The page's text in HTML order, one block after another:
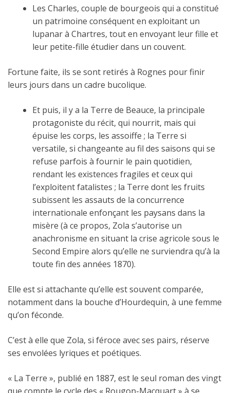
Les Charles, couple de bourgeois qui a constitué
un patrimoine conséquent en exploitant un
lupanar à Chartres, tout en envoyant leur fille et
leur petite-fille étudier dans un couvent.
Fortune faite, ils se sont retirés à Rognes pour finir
leurs jours dans un cadre bucolique.
Et puis, il y a la Terre de Beauce, la principale
protagoniste du récit, qui nourrit, mais qui
épuise les corps, les assoiffe ; la Terre si
versatile, si changeante au fil des saisons qui se
refuse parfois à fournir le pain quotidien,
rendant les existences fragiles et ceux qui
l’exploitent fatalistes ; la Terre dont les fruits
subissent les assauts de la concurrence
internationale enfonçant les paysans dans la
misère (à ce propos, Zola s’autorise un
anachronisme en situant la crise agricole sous le
Second Empire alors qu’elle ne surviendra qu’à la
toute fin des années 1870).
Elle est si attachante qu’elle est souvent comparée,
notamment dans la bouche d’Hourdequin, à une femme
qu’on féconde.
C’est à elle que Zola, si féroce avec ses pairs, réserve
ses envolées lyriques et poétiques.
« La Terre », publié en 1887, est le seul roman des vingt